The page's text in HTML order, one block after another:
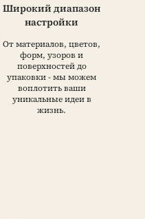
Широкий диапазон
настройки
От материалов, цветов,
форм, узоров и
поверхностей до
упаковки - мы можем
воплотить ваши
уникальные идеи в
жизнь.